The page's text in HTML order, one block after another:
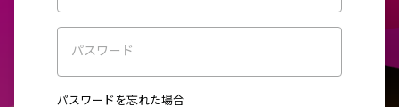
パスワード
パスワードを忘れた場合